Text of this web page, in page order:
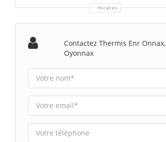
Horaires
Contactez Thermis Enr Onnax,
Oyonnax